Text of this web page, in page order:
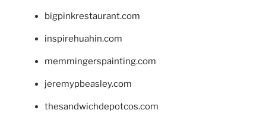
bigpinkrestaurant.com
inspirehuahin.com
memmingerspainting.com
jeremypbeasley.com
thesandwichdepotcos.com